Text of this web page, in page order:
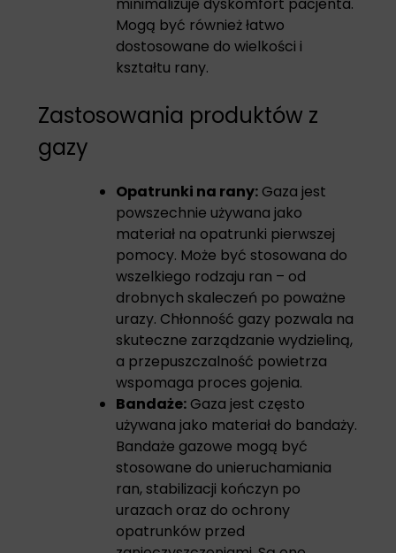
minimalizuje dyskomfort pacjenta.
Mogą być również łatwo
dostosowane do wielkości i
kształtu rany.
Zastosowania produktów z
gazy
Opatrunki na rany:Gaza jest
powszechnie używana jako
materiał na opatrunki pierwszej
pomocy. Może być stosowana do
wszelkiego rodzaju ran – od
drobnych skaleczeń po poważne
urazy. Chłonność gazy pozwala na
skuteczne zarządzanie wydzieliną,
a przepuszczalność powietrza
wspomaga proces gojenia.
Bandaże:Gaza jest często
używana jako materiał do bandaży.
Bandaże gazowe mogą być
stosowane do unieruchamiania
ran, stabilizacji kończyn po
urazach oraz do ochrony
opatrunków przed